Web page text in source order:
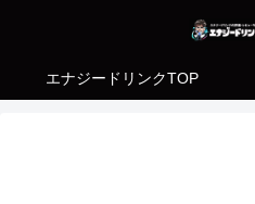
エナジードリンクTOP